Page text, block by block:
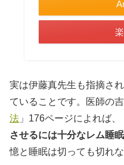
実は伊藤真先生も指摘さ
ていることです。医師の
法 」176ページによれば、
させるには十分なレム睡眠
憶と睡眠は切っても切れ